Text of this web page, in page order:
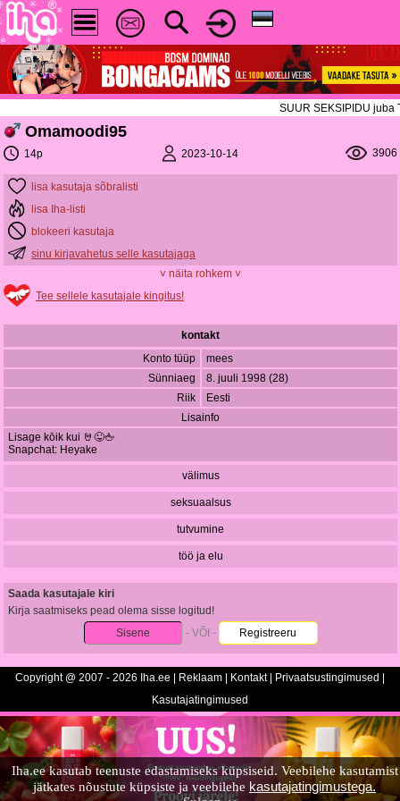
Iha.ee kasutab teenuste edastamiseks küpsiseid. Veebilehe kasutamist
jätkates nõustute küpsiste ja veebilehe kasutajatingimustega.
SUUR SEKSIPIDU juba
Omamoodi95
14p 2023-10-14 3906
lisa kasutaja sõbralisti
lisa Iha-listi
blokeeri kasutaja
sinu kirjavahetus selle kasutajaga
˅ näita rohkem ˅
Tee sellele kasutajale kingitus!
kontakt
Konto tüüp
mees
Sünniaeg
8. juuli 1998 (28)
Riik
Eesti
Lisainfo
Lisage kōik kui 🤘😜🖕
Snapchat: Heyake
välimus
seksuaalsus
tutvumine
töö ja elu
Saada kasutajale kiri
Kirja saatmiseks pead olema sisse logitud!
Sisene
- VÕI - Registreeru
Copyright @ 2007 - 2026 Iha.ee | Reklaam Kontakt| Privaatsustingimused
Kasutajatingimused